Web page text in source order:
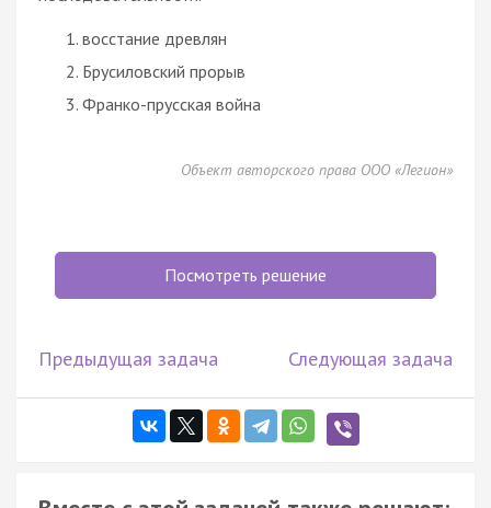
восстание древлян
Брусиловский прорыв
Франко-прусская война
Объект авторского права ООО «Легион»
Посмотреть решение
Предыдущая задача Следующая задача